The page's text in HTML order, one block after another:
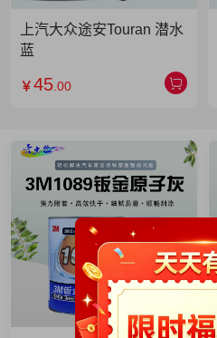
上汽大众途安Touran 潜水
蓝
￥45 .00